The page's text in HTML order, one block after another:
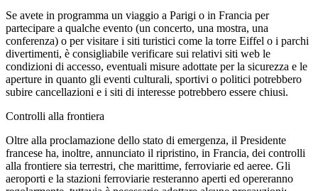
Se avete in programma un viaggio a Parigi o in Francia per
partecipare a qualche evento (un concerto, una mostra, una
conferenza) o per visitare i siti turistici come la torre Eiffel o i parchi
divertimenti, è consigliabile verificare sui relativi siti web le
condizioni di accesso, eventuali misure adottate per la sicurezza e le
aperture in quanto gli eventi culturali, sportivi o politici potrebbero
subire cancellazioni e i siti di interesse potrebbero essere chiusi.
Controlli alla frontiera
Oltre alla proclamazione dello stato di emergenza, il Presidente
francese ha, inoltre, annunciato il ripristino, in Francia, dei controlli
alla frontiere sia terrestri, che marittime, ferroviarie ed aeree. Gli
aeroporti e la stazioni ferroviarie resteranno aperti ed opereranno